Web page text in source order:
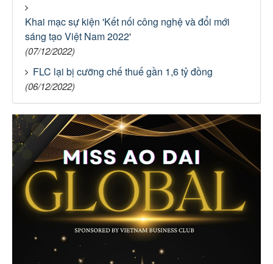
Khai mạc sự kiện 'Kết nối công nghệ và đổi mới
sáng tạo Việt Nam 2022'
(07/12/2022)
FLC lại bị cưỡng chế thuế gần 1,6 tỷ đồng
(06/12/2022)